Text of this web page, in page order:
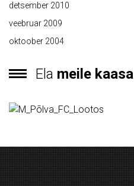
detsember 2010
veebruar 2009
oktoober 2004
Ela meile kaasa